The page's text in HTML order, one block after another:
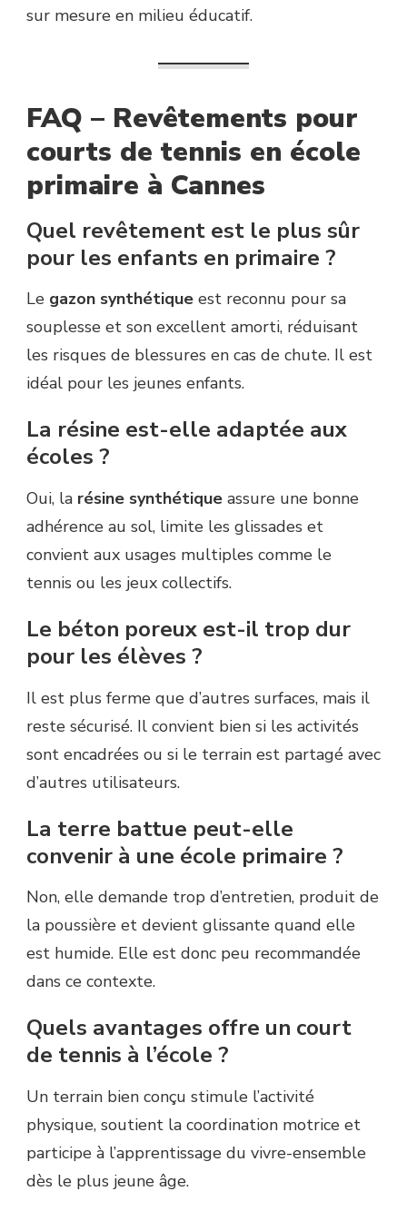
sur mesure en milieu éducatif.
FAQ – Revêtements pour
courts de tennis en école
primaire à Cannes
Quel revêtement est le plus sûr
pour les enfants en primaire ?
Le gazon synthétique est reconnu pour sa
souplesse et son excellent amorti, réduisant
les risques de blessures en cas de chute. Il est
idéal pour les jeunes enfants.
La résine est-elle adaptée aux
écoles ?
Oui, la résine synthétique assure une bonne
adhérence au sol, limite les glissades et
convient aux usages multiples comme le
tennis ou les jeux collectifs.
Le béton poreux est-il trop dur
pour les élèves ?
Il est plus ferme que d’autres surfaces, mais il
reste sécurisé. Il convient bien si les activités
sont encadrées ou si le terrain est partagé avec
d’autres utilisateurs.
La terre battue peut-elle
convenir à une école primaire ?
Non, elle demande trop d’entretien, produit de
la poussière et devient glissante quand elle
est humide. Elle est donc peu recommandée
dans ce contexte.
Quels avantages offre un court
de tennis à l’école ?
Un terrain bien conçu stimule l’activité
physique, soutient la coordination motrice et
participe à l’apprentissage du vivre-ensemble
dès le plus jeune âge.